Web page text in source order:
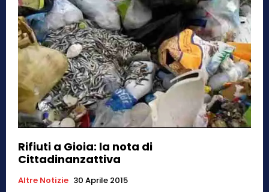
Rifiuti a Gioia: la nota di
Cittadinanzattiva
Altre Notizie 30 Aprile 2015